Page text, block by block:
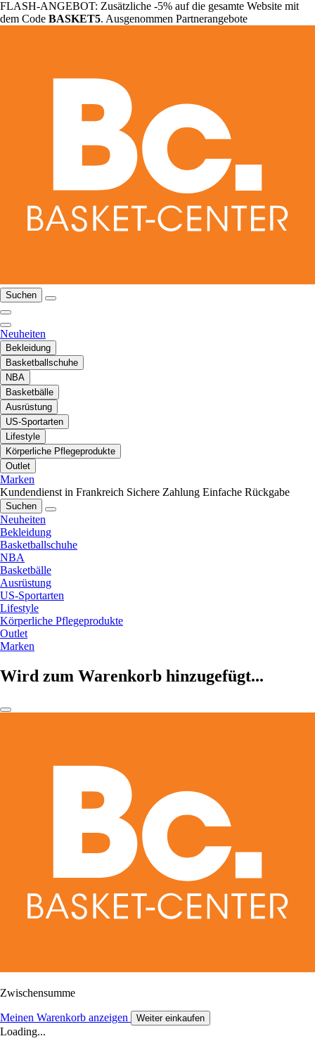
FLASH-ANGEBOT: Zusätzliche -5% auf die gesamte Website mit
dem Code BASKET5. Ausgenommen Partnerangebote
Suchen
Neuheiten
Bekleidung
Basketballschuhe
NBA
Basketbälle
Ausrüstung
US-Sportarten
Lifestyle
Körperliche Pflegeprodukte
Outlet
Marken
Kundendienst in Frankreich Sichere Zahlung Einfache Rückgabe
Suchen
Neuheiten
Bekleidung
Basketballschuhe
NBA
Basketbälle
Ausrüstung
US-Sportarten
Lifestyle
Körperliche Pflegeprodukte
Outlet
Marken
Wird zum Warenkorb hinzugefügt...
Zwischensumme
Meinen Warenkorb anzeigen Weiter einkaufen
Loading...